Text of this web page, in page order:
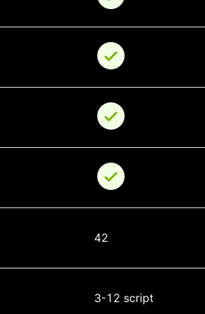
42
3-12 script